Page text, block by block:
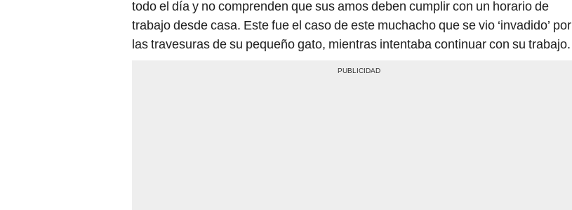
todo el día y no comprenden que sus amos deben cumplir con un horario de
trabajo desde casa. Este fue el caso de este muchacho que se vio ‘invadido’ por
las travesuras de su pequeño gato, mientras intentaba continuar con su trabajo.